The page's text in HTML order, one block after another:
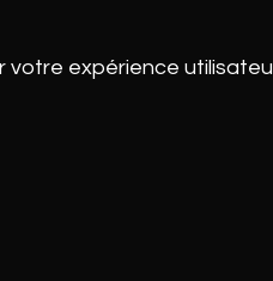
votre expérience